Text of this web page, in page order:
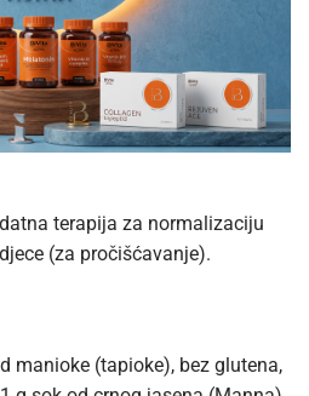
terapija za normalizaciju
(za pročišćavanje).
manioke (tapioke), bez glutena,